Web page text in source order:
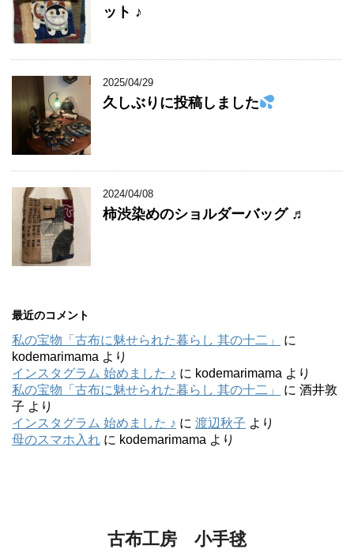
ット ♪
2025/04/29
久しぶりに投稿しました
2024/04/08
柿渋染めのショルダーバッグ ♬
最近のコメント
私の宝物「古布に魅せられた暮らし 其の十二」
に
kodemarimama より
インスタグラム 始めました ♪ に kodemarimama より
私の宝物「古布に魅せられた暮らし 其の十二」
に 酒井敦
子 より
インスタグラム 始めました ♪ に 渡辺秋子 より
母のスマホ入れ に kodemarimama より
古布工房 小手毬